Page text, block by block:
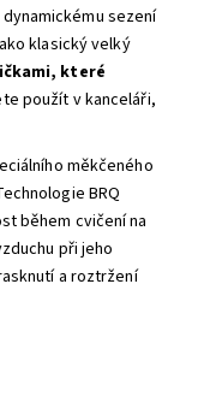
sezení
klasický velký
které
použít v kanceláři,
měkčeného
BRQ
během cvičení na
při jeho
a roztržení